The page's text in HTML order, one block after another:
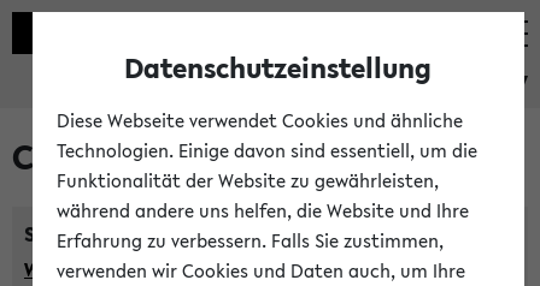
eKVV
Courses taught in English
Semester:
WiSe 2026/2027 SoSe 2026 Previous...
Datenschutzeinstellung
Diese Webseite verwendet Cookies und ähnliche
Technologien. Einige davon sind essentiell, um die
Funktionalität der Website zu gewährleisten,
während andere uns helfen, die Website und Ihre
Erfahrung zu verbessern. Falls Sie zustimmen,
verwenden wir Cookies und Daten auch, um Ihre